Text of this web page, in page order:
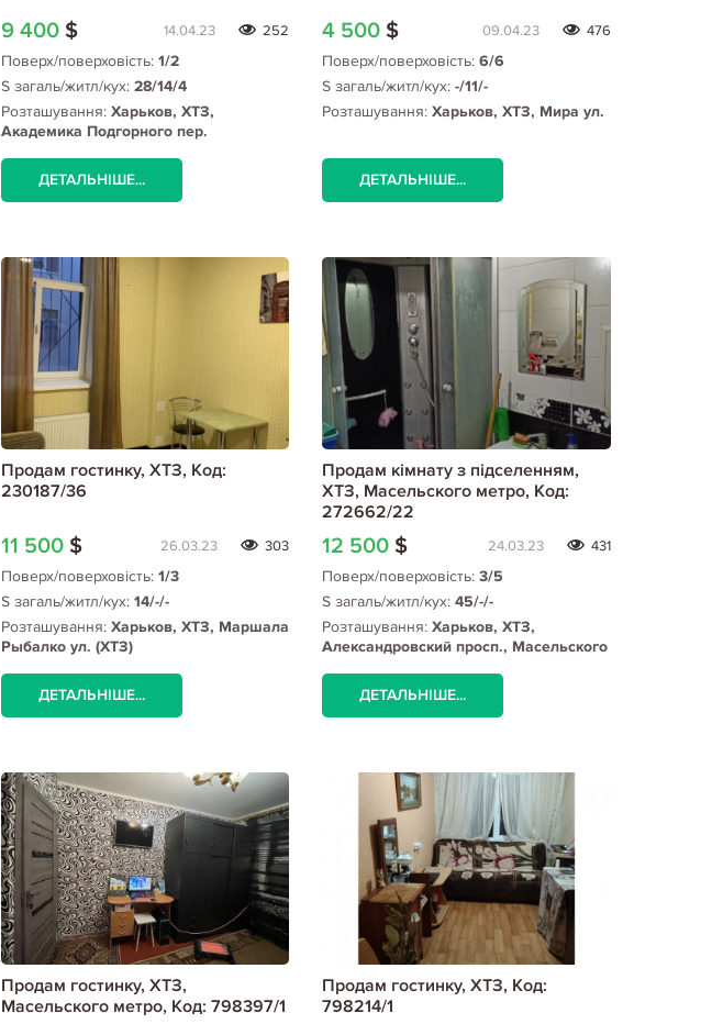
9 400 $ 14.04.23 252
Поверх/поверховість: 1/2
S загаль/житл/кух: 28/14/4
Розташування: Харьков, ХТЗ,
Академика Подгорного пер.
ДЕТАЛЬНІШЕ...
4 500 $ 09.04.23 476
Поверх/поверховість:6/6
S загаль/житл/кух:-/11/-
Розташування:Харьков, ХТЗ, Мира ул.
ДЕТАЛЬНІШЕ...
Продам гостинку, ХТЗ, Код:
230187/36
11 500 $ 26.03.23 303
Поверх/поверховість: 1/3
S загаль/житл/кух: 14/-/-
Розташування: Харьков, ХТЗ, Маршала
Рыбалко ул. (ХТЗ)
ДЕТАЛЬНІШЕ...
Продам кімнату з підселенням,
ХТЗ, Масельского метро, Код:
272662/22
12 500 $ 24.03.23 431
Поверх/поверховість:3/5
S загаль/житл/кух:45/-/-
Розташування:Харьков, ХТЗ,
Александровский просп., Масельского
ДЕТАЛЬНІШЕ...
Продам гостинку, ХТЗ,
Масельского метро, Код: 798397/1
Продам гостинку, ХТЗ, Код:
798214/1